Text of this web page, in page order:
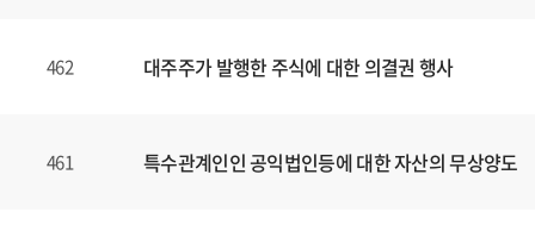
462 대주주가 발행한 주식에 대한 의결권 행사
461 특수관계인인 공익법인등에 대한 자산의 무상양도